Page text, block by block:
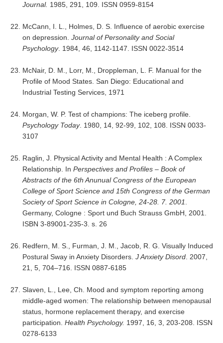
Journal. 1985, 291, 109. ISSN 0959-8154
McCann, I. L., Holmes, D. S. Influence of aerobic exercise
on depression. Journal of Personality and Social
Psychology. 1984, 46, 1142-1147. ISSN 0022-3514
McNair, D. M., Lorr, M., Droppleman, L. F. Manual for the
Profile of Mood States. San Diego: Educational and
Industrial Testing Services, 1971
Morgan, W. P. Test of champions: The iceberg profile.
Psychology Today. 1980, 14, 92-99, 102, 108. ISSN 0033-
3107
Raglin, J. Physical Activity and Mental Health : A Complex
Relationship. In Perspectives and Profiles – Book of
Abstracts of the 6th Anunual Congress of the European
College of Sport Science and 15th Congress of the German
Society of Sport Science in Cologne, 24-28. 7. 2001
Germany, Cologne : Sport und Buch Strauss GmbH, 2001.
ISBN 3-89001-235-3. s. 26
Redfern, M. S., Furman, J. M., Jacob, R. G. Visually Induced
Postural Sway in Anxiety Disorders. J Anxiety Disord . 2007,
21, 5, 704–716. ISSN 0887-6185
Slaven, L., Lee, Ch. Mood and symptom reporting among
middle-aged women: The relationship between menopausal
status, hormone replacement therapy, and exercise
participation. Health Psychology. 1997, 16, 3, 203-208. ISSN
0278-6133